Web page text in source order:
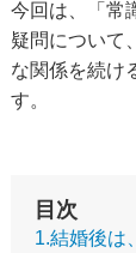
今回は、「常
疑問について
な関係を続け
す。
目次
1.結婚後は